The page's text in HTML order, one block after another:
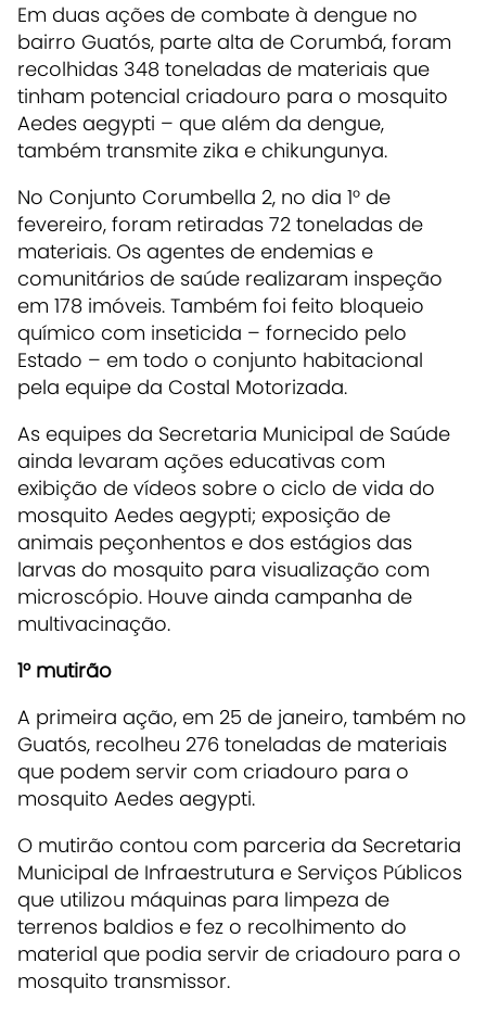
Em duas ações de combate à dengue no
bairro Guatós, parte alta de Corumbá, foram
recolhidas 348 toneladas de materiais que
tinham potencial criadouro para o mosquito
Aedes aegypti – que além da dengue,
também transmite zika e chikungunya.
No Conjunto Corumbella 2, no dia 1° de
fevereiro, foram retiradas 72 toneladas de
materiais. Os agentes de endemias e
comunitários de saúde realizaram inspeção
em 178 imóveis. Também foi feito bloqueio
químico com inseticida – fornecido pelo
Estado – em todo o conjunto habitacional
pela equipe da Costal Motorizada.
As equipes da Secretaria Municipal de Saúde
ainda levaram ações educativas com
exibição de vídeos sobre o ciclo de vida do
mosquito Aedes aegypti; exposição de
animais peçonhentos e dos estágios das
larvas do mosquito para visualização com
microscópio. Houve ainda campanha de
multivacinação.
1° mutirão
A primeira ação, em 25 de janeiro, também no
Guatós, recolheu 276 toneladas de materiais
que podem servir com criadouro para o
mosquito Aedes aegypti.
O mutirão contou com parceria da Secretaria
Municipal de Infraestrutura e Serviços Públicos
que utilizou máquinas para limpeza de
terrenos baldios e fez o recolhimento do
material que podia servir de criadouro para o
mosquito transmissor.